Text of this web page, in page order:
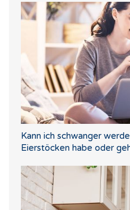
Kann ich schwanger
Eierstöcken habe oder